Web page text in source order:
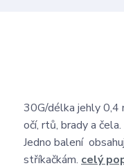
30G/délka jehly 0,4
očí, rtů, brady a
Jedno balení
stříkačkám. celý